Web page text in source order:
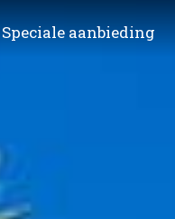
Speciale aanbieding